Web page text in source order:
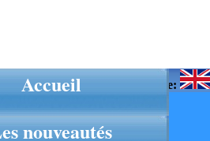
Langue:
Accueil
nouveautés